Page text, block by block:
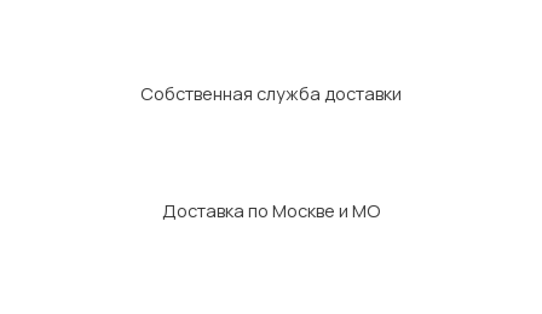
Собственная служба доставки
Доставка по Москве и МО